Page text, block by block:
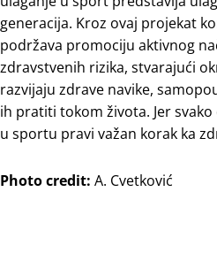
generacija. Kroz ovaj projekat
podržava promociju aktivnog
zdravstvenih rizika, stvarajući
razvijaju zdrave navike,
ih pratiti tokom života. Jer
u sportu pravi važan korak ka
Photo credit: A. Cvetković